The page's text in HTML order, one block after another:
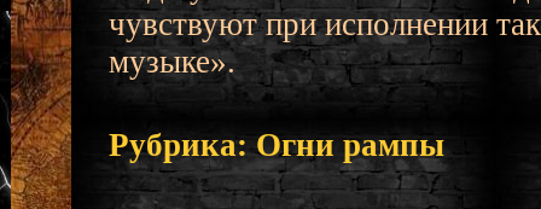
чувствуют при исполнении
музыке».
Рубрика: Огни рампы